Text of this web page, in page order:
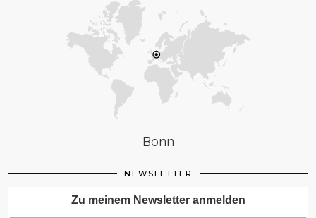
Bonn
NEWSLETTER
Zu meinem Newsletter anmelden